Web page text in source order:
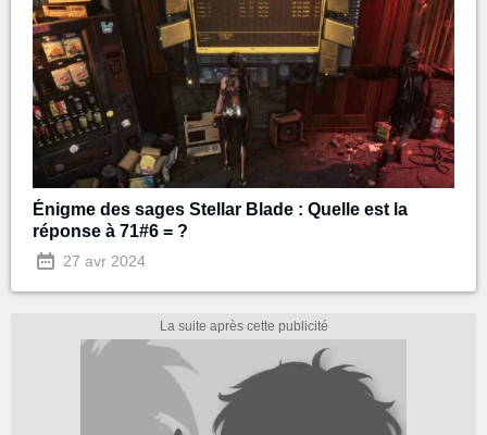
Énigme des sages Stellar Blade : Quelle est la
réponse à 71#6 = ?
27 avr 2024